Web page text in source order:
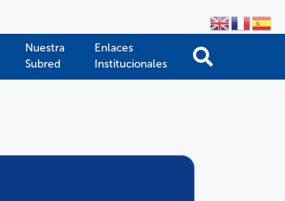
Nuestra
Subred
Enlaces
Institucionales